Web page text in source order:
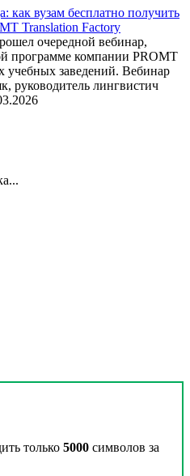
как вузам бесплатно получить
Translation Factory
очередной вебинар,
программе компании PROMT
учебных заведений. Вебинар
руководитель лингвистич
только 5000 символов за